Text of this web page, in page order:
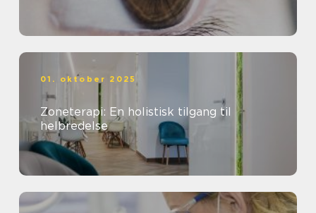
01. oktober 2025
Zoneterapi: En holistisk tilgang til
helbredelse